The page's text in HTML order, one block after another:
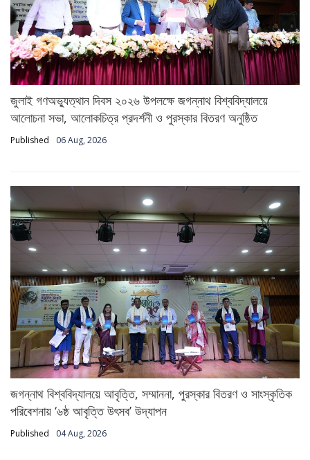
জুলাই গণঅভ্যুত্থান দিবস ২০২৬ উপলক্ষে জগন্নাথ বিশ্ববিদ্যালয়ে
আলোচনা সভা, আলোকচিত্র প্রদর্শনী ও পুরস্কার বিতরণ অনুষ্ঠিত
Published 06 Aug, 2026
জগন্নাথ বিশ্ববিদ্যালয়ে আবৃত্তি, সম্মাননা, পুরস্কার বিতরণ ও সাংস্কৃতিক
পরিবেশনায় ‘৬ষ্ঠ আবৃত্তি উৎসব’ উদ্‌যাপন
Published 04 Aug, 2026